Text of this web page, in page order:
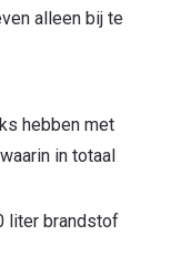
alleen bij te
hebben met
in totaal
liter brandstof